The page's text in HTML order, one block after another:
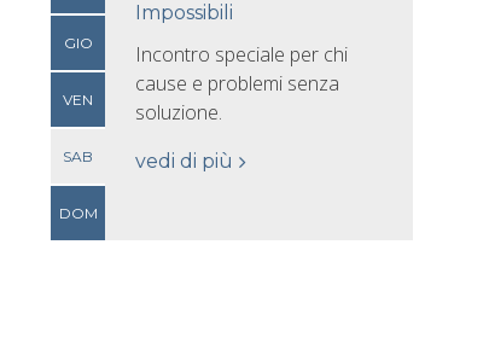
Odia il Peccato
GIO
VEN
SAB
DOM
Impossibili
Incontro speciale per chi
cause e problemi senza
soluzione.
vedi di più